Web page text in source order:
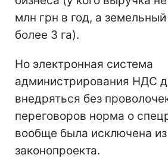
млн грн в год, а
более 3 га).
Но электронная система
администрирования НДС
внедряться без
переговоров норма о
вообще была исключена из
законопроекта.